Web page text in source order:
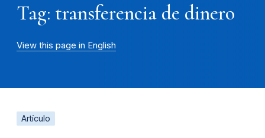
Tag: transferencia de dinero
View this page in English
Artículo